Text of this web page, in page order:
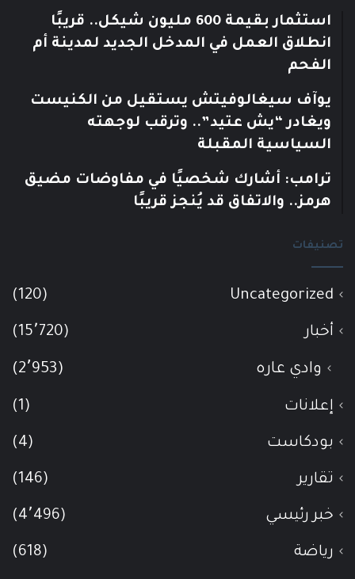
استثمار بقيمة 600 مليون شيكل.. قريبًا
انطلاق العمل في المدخل الجديد لمدينة أم
الفحم
يوآف سيغالوفيتش يستقيل من الكنيست
ويغادر “يش عتيد”.. وترقب لوجهته
السياسية المقبلة
ترامب: أشارك شخصيًا في مفاوضات مضيق
هرمز.. والاتفاق قد يُنجز قريبًا
تصنيفات
Uncategorized
(120)
أخبار (15٬720)
وادي عاره (2٬953)
إعلانات (1)
بودكاست (4)
تقارير (146)
خبر رئيسي (4٬496)
رياضة (618)